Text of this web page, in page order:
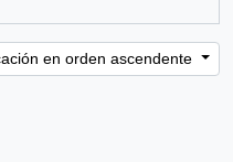
en orden ascendente